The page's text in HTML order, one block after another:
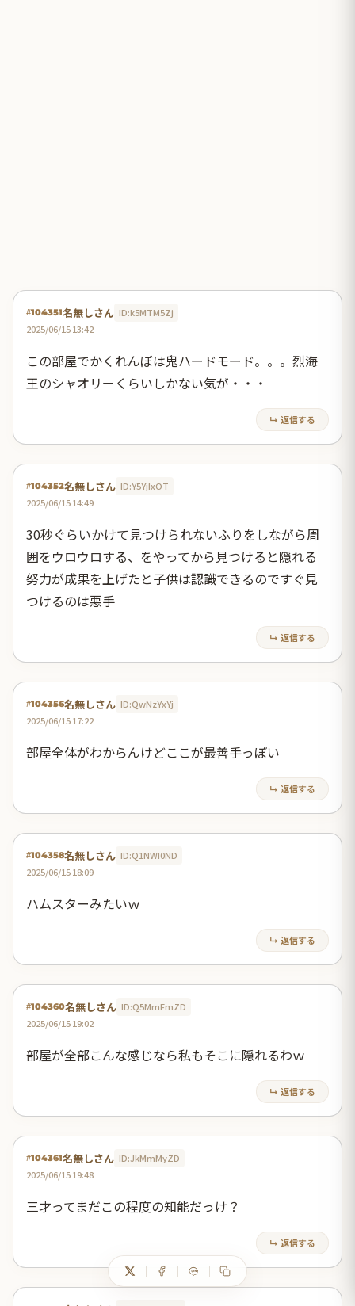
#104351名無しさん ID:k5MTM5Zj
2025/06/15 13:42
この部屋でかくれんぼは鬼ハードモード。。。烈海
王のシャオリーくらいしかない気が・・・
↳ 返信する
#104352名無しさん ID:Y5YjIxOT
2025/06/15 14:49
30秒ぐらいかけて見つけられないふりをしながら周
囲をウロウロする、をやってから見つけると隠れる
努力が成果を上げたと子供は認識できるのですぐ見
つけるのは悪手
↳ 返信する
#104356名無しさん ID:QwNzYxYj
2025/06/15 17:22
部屋全体がわからんけどここが最善手っぽい
↳ 返信する
#104358名無しさん ID:Q1NWI0ND
2025/06/15 18:09
ハムスターみたいｗ
↳ 返信する
#104360名無しさん ID:Q5MmFmZD
2025/06/15 19:02
部屋が全部こんな感じなら私もそこに隠れるわｗ
↳ 返信する
#104361名無しさん ID:JkMmMyZD
2025/06/15 19:48
三才ってまだこの程度の知能だっけ？
↳ 返信する